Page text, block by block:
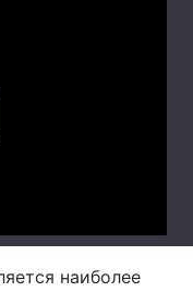
наиболее